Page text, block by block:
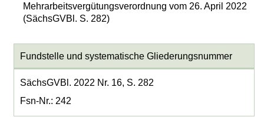
Mehrarbeitsvergütungsverordnung vom 26. April 2022
(SächsGVBl. S. 282)
Fundstelle und systematische Gliederungsnummer
SächsGVBl. 2022 Nr. 16, S. 282
Fsn-Nr.: 242